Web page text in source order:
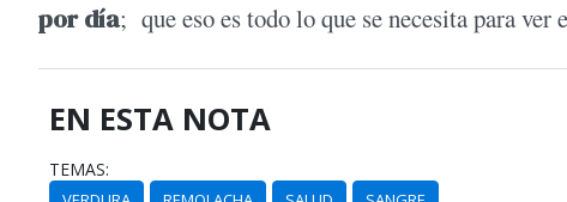
por día; que eso es todo lo que se necesita para ver
EN ESTA NOTA
TEMAS: